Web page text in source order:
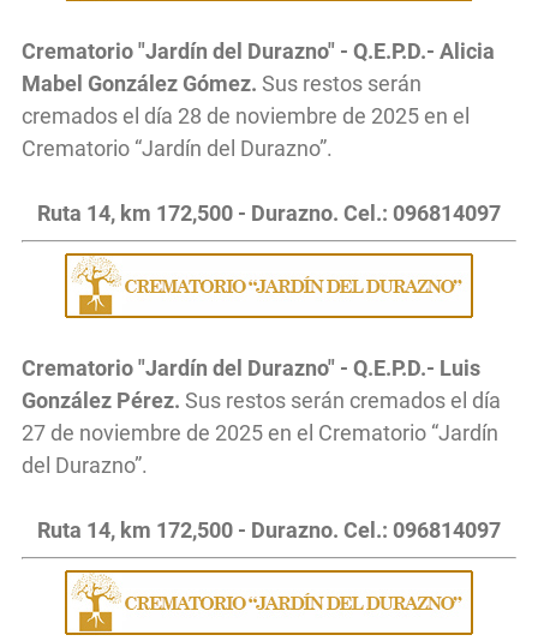
Crematorio "Jardín del Durazno" - Q.E.P.D.- Alicia
Mabel González Gómez. Sus restos serán
cremados el día 28 de noviembre de 2025 en el
Crematorio “Jardín del Durazno”.
Ruta 14, km 172,500 - Durazno. Cel.: 096814097
Crematorio "Jardín del Durazno" - Q.E.P.D.- Luis
González Pérez. Sus restos serán cremados el día
27 de noviembre de 2025 en el Crematorio “Jardín
del Durazno”.
Ruta 14, km 172,500 - Durazno. Cel.: 096814097